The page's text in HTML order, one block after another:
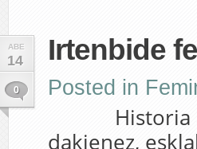
ABE
14
0
Irtenbide
Posted in
Historia
dakienez,